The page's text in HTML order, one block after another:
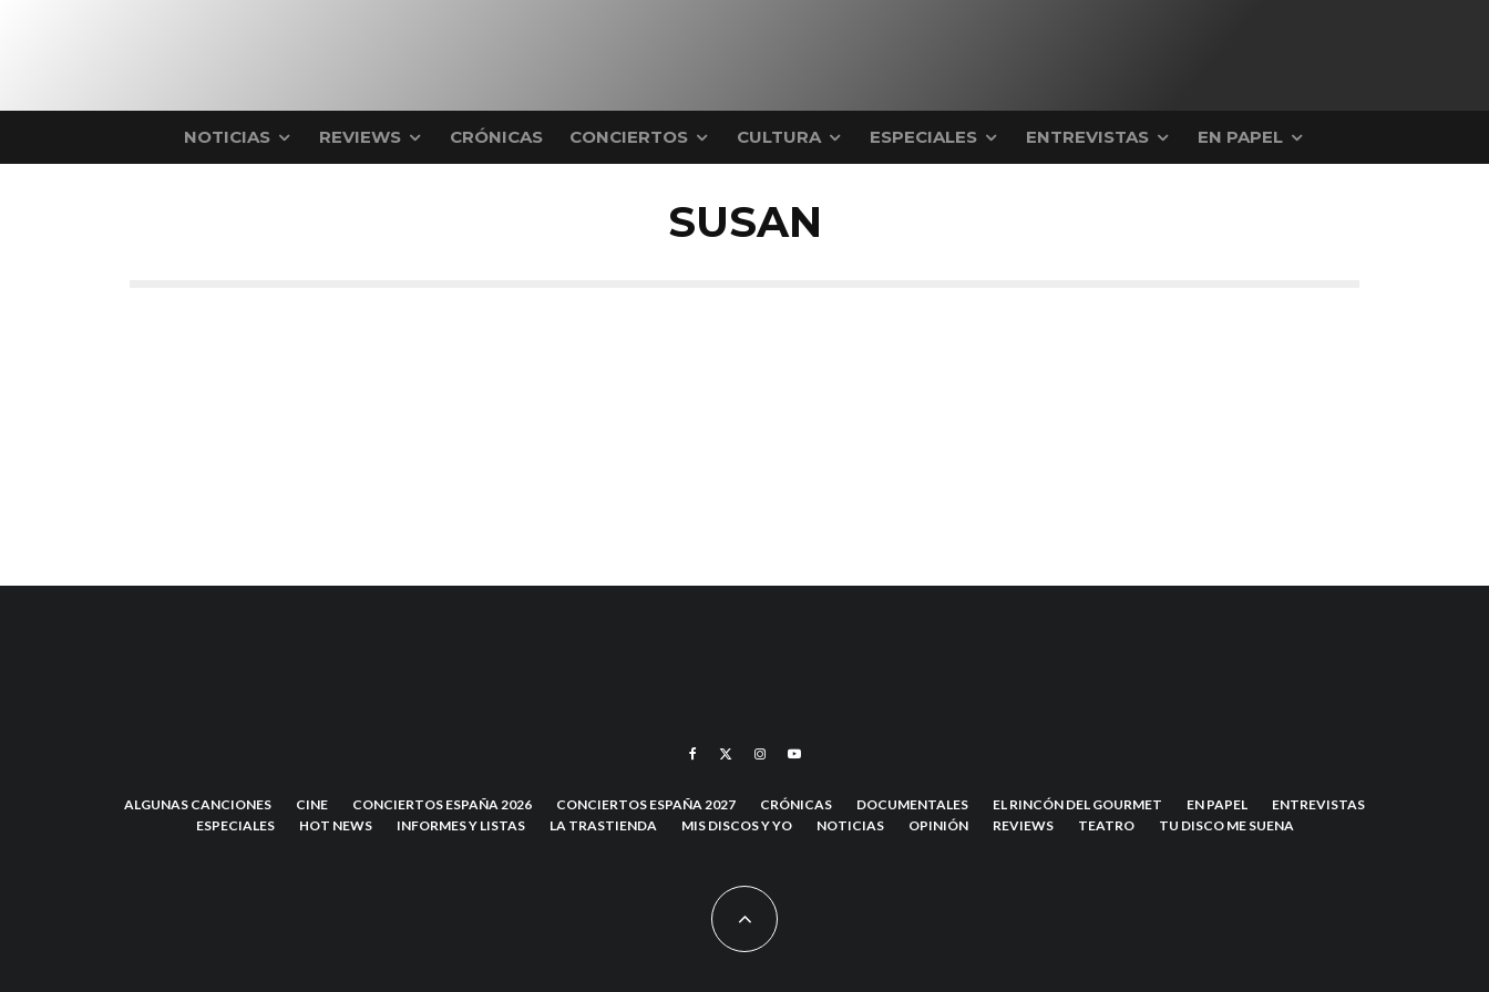
NOTICIAS REVIEWS CRÓNICAS CONCIERTOS CULTURA ESPECIALES ENTREVISTAS EN PAPEL
SUSAN
ALGUNAS CANCIONES CINE CONCIERTOS ESPAÑA 2026 CONCIERTOS ESPAÑA 2027 CRÓNICAS DOCUMENTALES EL RINCÓN DEL GOURMET EN PAPEL
ENTREVISTAS
ESPECIALES
HOT NEWS INFORMES Y LISTAS LA TRASTIENDA MIS DISCOS Y YO NOTICIAS OPINIÓN REVIEWS TEATRO TU DISCO ME SUENA